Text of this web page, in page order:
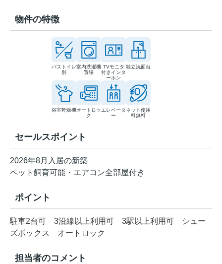
物件の特徴
バストイレ
別
室内洗濯機
置場
TVモニタ
付きインタ
ーホン
独立洗面台
浴室乾燥機オートロッ
ク
エレベータ
ー
ネット使用
料無料
セールスポイント
2026年8月入居の新築
ペット飼育可能・エアコン全部屋付き
ポイント
駐車2台可 3沿線以上利用可 3駅以上利用可
シュー
ズボックス
オートロック
担当者のコメント